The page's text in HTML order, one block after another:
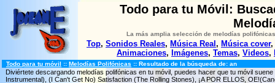
Todo para tu Móvil:
La más amplia selección de melodías
Top, Sonidos Reales, Música Real , Música cover,
Animaciones, Imágenes, Temas, Videos,
Todo para tu móvil :: Melodías Polifónicas :: Resultado de la búsqueda de: an
Diviértete descargando melodías polifónicas en tu móvil, puedes hacer que tu móvil
Instrumental), (I Can't Get No) Satisfaction (The Rolling Stones), ¡A POR ELLOS,